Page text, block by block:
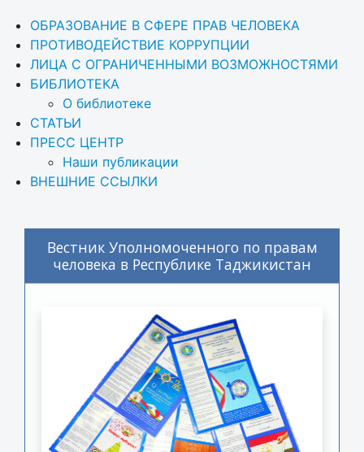
ОБРАЗОВАНИЕ В СФЕРЕ ПРАВ ЧЕЛОВЕКА
ПРОТИВОДЕЙСТВИЕ КОРРУПЦИИ
ЛИЦА С ОГРАНИЧЕННЫМИ ВОЗМОЖНОСТЯМИ
БИБЛИОТЕКА
О библиотеке
СТАТЬИ
ПРЕСС ЦЕНТР
Наши публикации
ВНЕШНИЕ ССЫЛКИ
Вестник Уполномоченного по правам
человека в Республике Таджикистан